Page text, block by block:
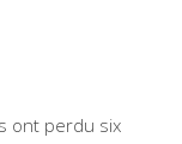
ont perdu six